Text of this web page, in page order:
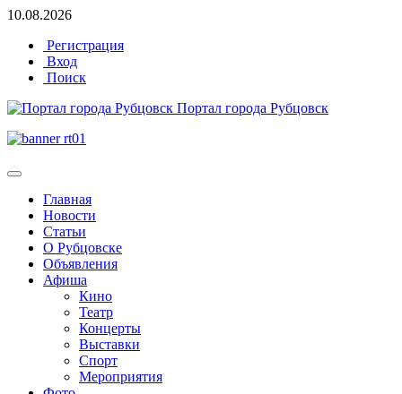
10.08.2026
Регистрация
Вход
Поиск
Портал города Рубцовск
Главная
Новости
Статьи
О Рубцовске
Объявления
Афиша
Кино
Театр
Концерты
Выставки
Спорт
Мероприятия